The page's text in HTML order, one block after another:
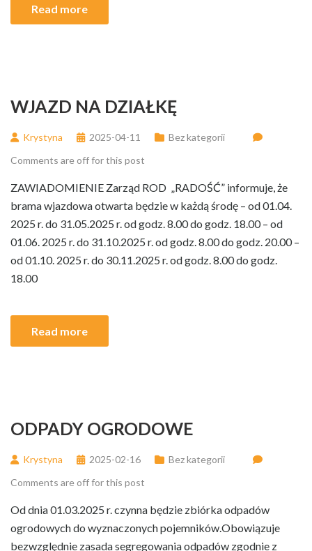
Read more
WJAZD NA DZIAŁKĘ
Krystyna 2025-04-11
Bez kategorii
Comments are off for this post
ZAWIADOMIENIE Zarząd ROD „RADOŚĆ” informuje, że
brama wjazdowa otwarta będzie w każdą środę – od 01.04.
2025 r. do 31.05.2025 r. od godz. 8.00 do godz. 18.00 – od
01.06. 2025 r. do 31.10.2025 r. od godz. 8.00 do godz. 20.00 –
od 01.10. 2025 r. do 30.11.2025 r. od godz. 8.00 do godz.
18.00
Read more
ODPADY OGRODOWE
Krystyna 2025-02-16
Bez kategorii
Comments are off for this post
Od dnia 01.03.2025 r. czynna będzie zbiórka odpadów
ogrodowych do wyznaczonych pojemników.Obowiązuje
bezwzględnie zasada segregowania odpadów zgodnie z